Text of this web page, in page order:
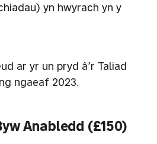
yn hwyrach yn y
ar yr un pryd â’r Taliad
ngaeaf 2023.
Anabledd (£150)